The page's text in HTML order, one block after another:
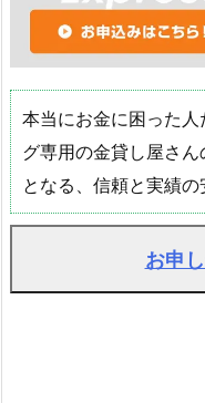
本当にお金に困った
グ専用の金貸し屋さ
となる、信頼と実績の
お申